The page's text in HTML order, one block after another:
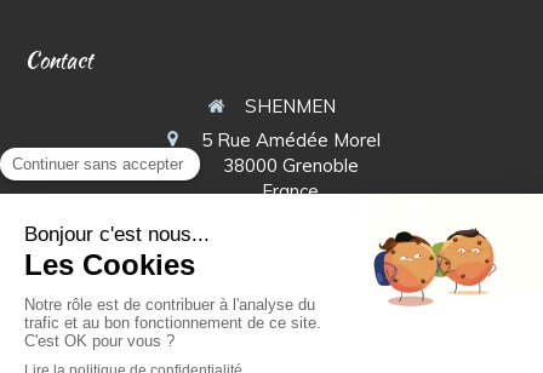
Contact
SHENMEN
5 Rue Amédée Morel
38000 Grenoble
France